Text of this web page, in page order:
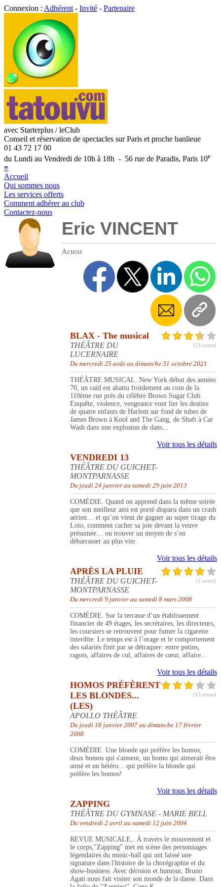
Connexion : Adhérent - Invité - Partenaire
avec Starterplus / leClub
Conseil et réservation de spectacles sur Paris et proche banlieue
01 43 72 17 00
du Lundi au Vendredi de 10h à 18h - 56 rue de Paradis, Paris 10e
≡
Accueil
Qui sommes nous
Les services offerts
Comment adhérer au club
Contactez-nous
Eric VINCENT
Acteur
(23 notes)
BLAX - The musical
THÉÂTRE DU
LUCERNAIRE
Du mercredi 25 août au dimanche 31 octobre 2021
THÉÂTRE MUSICAL. New York début des années
70, un caïd est abattu froidement au coin de la
110ème rue près du célèbre Brown Sugar Club.
Enquête, violence, vengeance vont lier les destins
de quatre enfants de Harlem sur fond de tubes de
James Brown à Kool and The Gang, de Shaft à Car
Wash dans une explosion de dans...
Voir tous les détails
VENDREDI 13
THÉÂTRE DU GUICHET-
MONTPARNASSE
Du jeudi 24 janvier au samedi 29 juin 2013
COMÉDIE. Quand on apprend dans la même soirée
que son meilleur ami est porté disparu dans un crash
aérien… et qu’on vient de gagner au super tirage du
Loto, comment cacher sa joie devant la veuve
présumée… ou trouver un moyen de s’en
débarrasser au plus vite.
Voir tous les détails
(1 notes)
APRÈS LA PLUIE
THÉÂTRE DU GUICHET-
MONTPARNASSE
Du mercredi 9 janvier au samedi 8 mars 2008
COMÉDIE. Sur la terrasse d‘un établissement
financier de 49 étages, les secrétaires, les directeurs,
les coursiers se retrouvent pour fumer la cigarette
interdite. Le temps est à l’orage et le comportement
des salariés finit par se détraquer: entre potins,
ragots, affaires de cul, affaires de cœur, affaire...
Voir tous les détails
(33 notes)
HOMOS PRÉFÈRENT
LES BLONDES...
(LES)
APOLLO THÉÂTRE
Du jeudi 18 janvier 2007 au dimanche 17 février
2008
COMÉDIE. Une blonde qui préfère les homos,
deux homos qui s'aiment, un homo qui aimerait être
aimé et un hétéro... qui préfère la blonde qui
préfère les homos!
Voir tous les détails
ZAPPING
THÉÂTRE DU GYMNASE - MARIE BELL
Du vendredi 2 avril au samedi 12 juin 2004
REVUE MUSICALE,. À travers le mouvement et
le corps,"Zapping" met en scène des personnages
légendaires du music-hall qui ont laissé une
signature dans l'histoire de la chorégraphie et du
show-business. Avec dérision et humour, Bruno
Agati nous fait visiter son monde de la danse. Dans